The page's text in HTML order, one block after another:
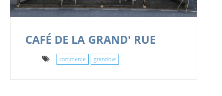
CAFÉ DE LA GRAND' RUE
commerce grandrue